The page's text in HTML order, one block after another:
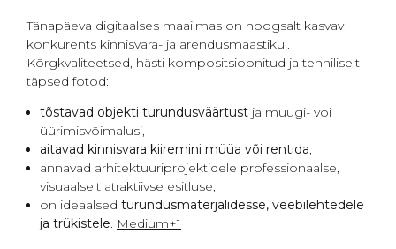
Tänapäeva digitaalses maailmas on hoogsalt kasvav
konkurents kinnisvara- ja arendusmaastikul.
Kõrgkvaliteetsed, hästi kompositsioonitud ja tehniliselt
täpsed fotod:
tõstavad objekti turundusväärtust ja müügi- või
üürimisvõimalusi,
aitavad kinnisvara kiiremini müüa või rentida,
annavad arhitektuuriprojektidele professionaalse,
visuaalselt atraktiivse esitluse,
on ideaalsed turundusmaterjalidesse, veebilehtedele
ja trükistele. Medium+1